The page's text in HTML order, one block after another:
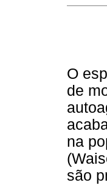
O
de
na
são